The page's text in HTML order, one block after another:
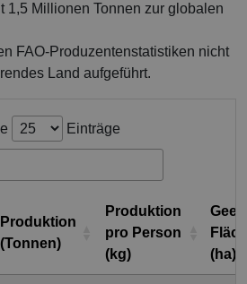
1,5 Millionen Tonnen zur globalen
FAO-Produzentenstatistiken nicht
Land aufgeführt.
Einträge
Produktion
(Tonnen)
Produktion
pro Person
(kg)
(ha)